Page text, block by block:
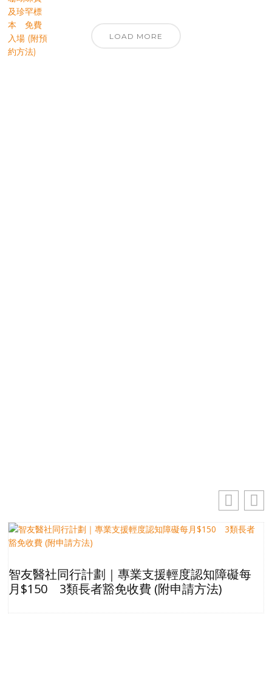
LOAD MORE
智友醫社同行計劃｜專業支援輕度認知障礙每
月$150 3類長者豁免收費 (附申請方法)